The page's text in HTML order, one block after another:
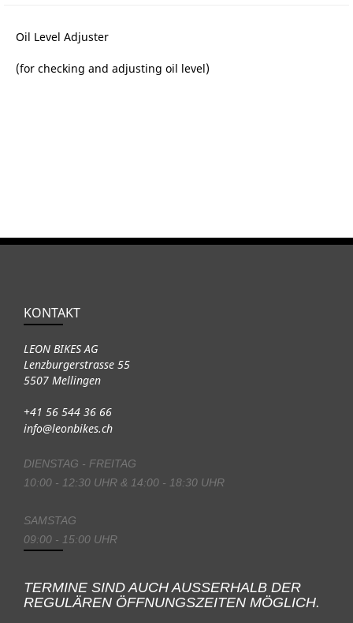
Oil Level Adjuster
(for checking and adjusting oil level)
KONTAKT
LEON BIKES AG
Lenzburgerstrasse 55
5507 Mellingen
+41 56 544 36 66
info@leonbikes.ch
DIENSTAG - FREITAG
10:00 - 12:30 UHR & 14:00 - 18:30 UHR
SAMSTAG
09:00 - 15:00 UHR
TERMINE SIND AUCH AUSSERHALB DER
REGULÄREN ÖFFNUNGSZEITEN MÖGLICH.